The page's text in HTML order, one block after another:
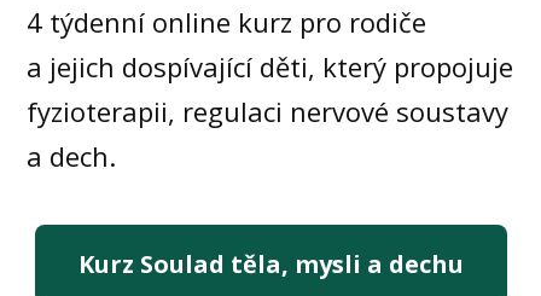
4 týdenní online kurz pro rodiče
a jejich dospívající děti, který propojuje
fyzioterapii, regulaci nervové soustavy
a dech.
Kurz Soulad těla, mysli a dechu